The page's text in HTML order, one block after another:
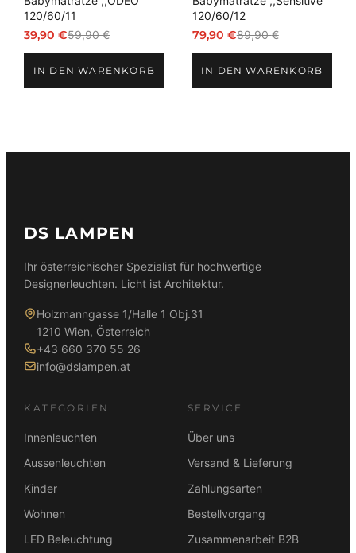
120/60/11
59,90€
Ursprünglicher
war:
39,90€
Aktueller
ist:IN DEN WARENKORB
120/60/12
89,90€
Ursprünglicher
war:
79,90 €
Aktueller
ist:IN DEN WARENKORB
DS LAMPEN
Ihr österreichischer Spezialist für hochwertige
Designerleuchten. Licht ist Architektur.
Holzmanngasse 1/Halle 1 Obj.31
1210 Wien, Österreich
+43 660 370 55 26
info@dslampen.at
KATEGORIEN
Innenleuchten
Aussenleuchten
Kinder
Wohnen
LED Beleuchtung
SERVICE
Über uns
Versand & Lieferung
Zahlungsarten
Bestellvorgang
Zusammenarbeit B2B